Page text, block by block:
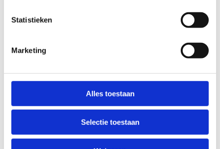
Statistieken
Marketing
Alles toestaan
Selectie toestaan
Join the Dirt
Park Battles